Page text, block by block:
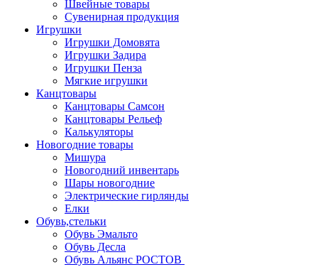
Швейные товары
Сувенирная продукция
Игрушки
Игрушки Домовята
Игрушки Задира
Игрушки Пенза
Мягкие игрушки
Канцтовары
Канцтовары Самсон
Канцтовары Рельеф
Калькуляторы
Новогодние товары
Мишура
Новогодний инвентарь
Шары новогодние
Электрические гирлянды
Елки
Обувь,стельки
Обувь Эмальто
Обувь Десла
Обувь Альянс РОСТОВ